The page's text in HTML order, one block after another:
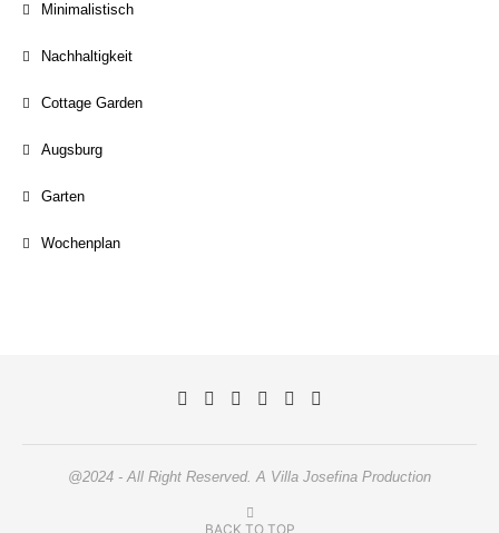
Minimalistisch
Nachhaltigkeit
Cottage Garden
Augsburg
Garten
Wochenplan
@2024 - All Right Reserved. A Villa Josefina Production
BACK TO TOP